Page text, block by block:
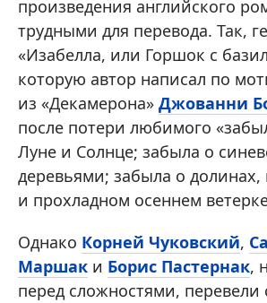
произведения английского
трудными для перевода. Так,
«Изабелла, или Горшок с
которую автор написал по
из «Декамерона» Джованни
после потери любимого
Луне и Солнце; забыла о
деревьями; забыла о долинах,
и прохладном осеннем
Однако Корней Чуковский,
Маршак и Борис Пастернак,
перед сложностями,